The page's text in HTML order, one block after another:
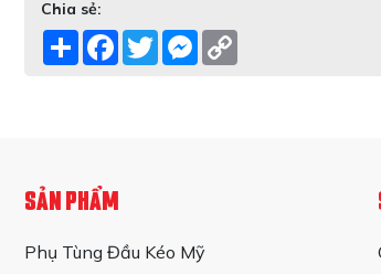
Chia sẻ:
Share Facebook
TwitterMessenger
SẢN PHẨM
Phụ Tùng Đầu Kéo Mỹ